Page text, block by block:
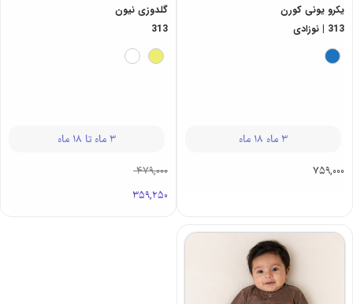
یکرو یونی کورن
313 | نوزادی
3 ماه 18 ماه
759,000
گلدوزی نیون
313
3 ماه تا 18 ماه
479,000
359,250